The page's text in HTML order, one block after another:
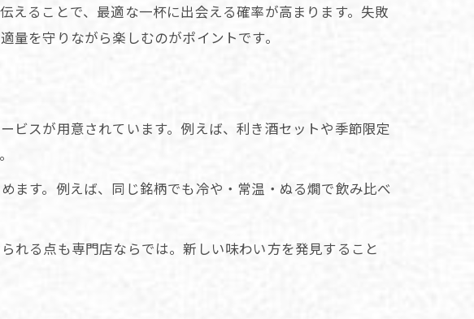
ぶ際のコツ
種類ガイド
酒の選び方
ることで、最適な一杯に出会える確率が高まります。失敗
を守りながら楽しむのがポイントです。
ビスが用意されています。例えば、利き酒セットや季節限定
ます。例えば、同じ銘柄でも冷や・常温・ぬる燗で飲み比べ
れる点も専門店ならでは。新しい味わい方を発見すること